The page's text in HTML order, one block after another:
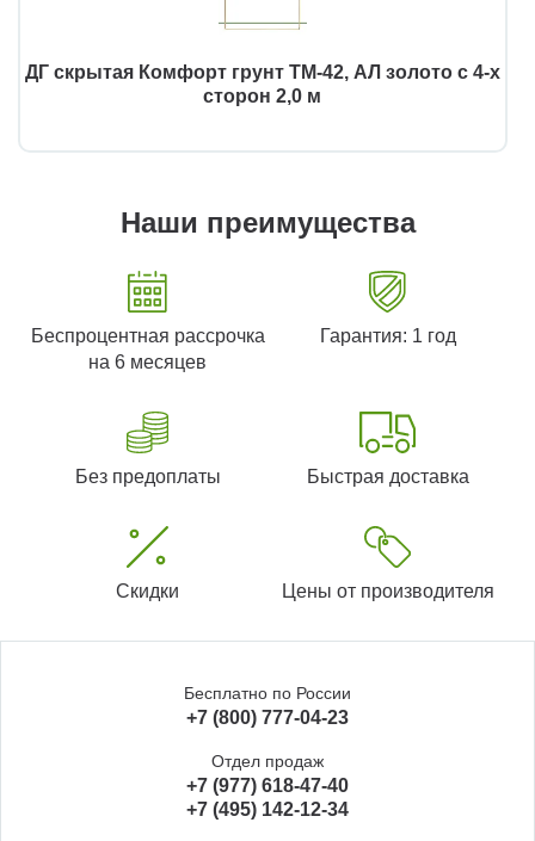
ДГ скрытая Комфорт грунт ТМ-42, АЛ золото с 4-х
сторон 2,0 м
Наши преимущества
Беспроцентная рассрочка
на 6 месяцев
Гарантия: 1 год
Без предоплаты Быстрая доставка
Скидки Цены от производителя
Бесплатно по России
+7 (800) 777-04-23
Отдел продаж
+7 (977) 618-47-40
+7 (495) 142-12-34